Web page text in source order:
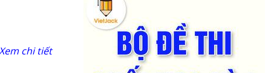
chi tiết